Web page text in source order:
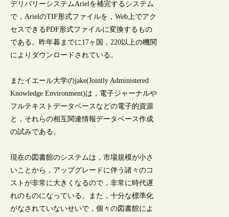
デリバリーシステムArielを補完するシステム
で，ArielのTIF形式ファイルを，Web上でアク
セスできるPDF形式ファイルに変換するもの
である。昨年暮までに17ヶ国，220以上の機関
によりダウンロードされている。
またイエール大学のjake(Jointly Administered
Knowledge Environment)は，電子ジャーナルや
フルテキストデータベースなどの電子的資源
と，それらの相互関連情報データベース作成
の試みである。
現在の図書館のシステムは，市場規模が小さ
いことから，アップグレードに伴う諸々のコ
ストが非常に大きくなるので，非常に時代遅
れのものになっている。また，十分な標準化
がなされていないせいで，個々の図書館によ